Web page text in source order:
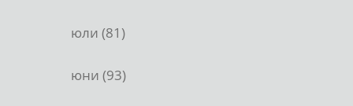
юли (81)
юни (93)